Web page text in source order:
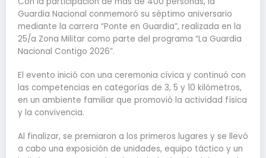
Guardia Nacional conmemoró su séptimo aniversario
mediante la carrera “Ponte en Guardia”, realizada en la
25/a Zona Militar como parte del programa “La Guardia
Nacional Contigo 2026”.
El evento inició con una ceremonia cívica y continuó con
las competencias en categorías de 3, 5 y 10 kilómetros,
en un ambiente familiar que promovió la actividad física
y la convivencia.
Al finalizar, se premiaron a los primeros lugares y se llevó
a cabo una exposición de unidades, equipo táctico y un